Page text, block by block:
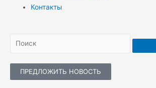
Контакты
ПРЕДЛОЖИТЬ НОВОСТЬ